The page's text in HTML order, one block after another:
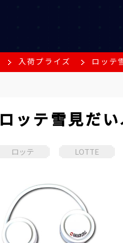
入荷プライズ ロッテ
ロッテ雪見だ
ロッテ LOTTE